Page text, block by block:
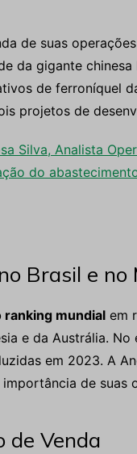
de suas
da gigante
de ferroníquel
projetos de
Silva, Analista
do
Brasil e no
mundial em
e da Austrália.
em 2023. A
de suas
de Venda